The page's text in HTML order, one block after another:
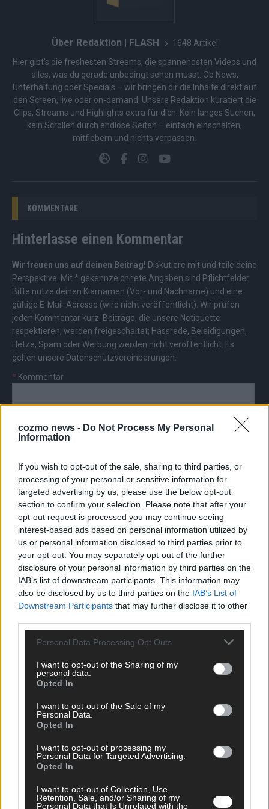
cozmo news - Do Not Process My Personal
Information
If you wish to opt-out of the sale, sharing to third parties, or
processing of your personal or sensitive information for
targeted advertising by us, please use the below opt-out
section to confirm your selection. Please note that after your
opt-out request is processed you may continue seeing
interest-based ads based on personal information utilized by
us or personal information disclosed to third parties prior to
your opt-out. You may separately opt-out of the further
disclosure of your personal information by third parties on the
IAB’s list of downstream participants. This information may
also be disclosed by us to third parties on the IAB’s List of
Downstream Participants that may further disclose it to other
Personal Data Processing Opt Outs
I want to opt-out of the Sharing of my
personal data.
Opted In
I want to opt-out of the Sale of my
Personal Data.
Opted In
I want to opt-out of processing my
Personal Data for Targeted Advertising.
Opted In
I want to opt-out of Collection, Use,
Retention, Sale, and/or Sharing of my
Personal Data that Is Unrelated with the
Über Redaktion | FLASH 1648 Artikel
Hier gibt’s die freshesten Streams, die spannendsten Videos und
alles, was du gerade unbedingt sehen musst. Ob News,
Unterhaltung oder Specials – wir bringen dir die Inhalte direkt auf
den Screen, live oder on-demand. Unsere Redaktion kuratiert die
Clips, Streams und Highlights extra für dich. Kein langes Suchen,
kein Scrollen durch endlose Seiten – einfach einschalten,
mitfiebern und nichts verpassen.
KOMMENTARE
Hinterlasse einen Kommentar
Wir freuen uns auf deinen Beitrag! Diskutiere mit und teile deine
Perspektive. Mit * gekennzeichnete Angaben sind Pflichtfelder.
Bitte nutze deinen Klarnamen (Vor- und Nachname) und eine
gültige E-Mail-Adresse (wird nicht veröffentlicht). Wir prüfen
jeden Kommentar kurz. Beiträge, die unsere Netiquette
respektieren, werden freigeschaltet; Hassrede, Beleidigungen,
Hetze, Spam oder Werbung werden nicht veröffentlicht. Es
gelten unsere Datenschutzvereinbarungen
* Kommentar
Vor- und Nachname
E-Mail
AD